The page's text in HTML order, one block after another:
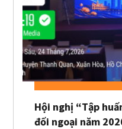
Hội nghị “Tập
đối ngoại năm